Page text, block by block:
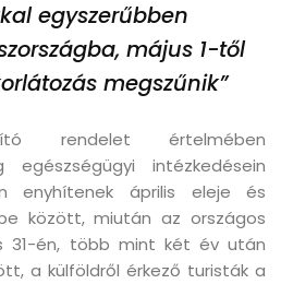
egyszerűbben
május 1-től
megszűnik”
rendelet értelmében
egészségügyi intézkedésein
enyhítenek április eleje és
között, miután az országos
31-én, több mint két év után
a külföldről érkező turisták a